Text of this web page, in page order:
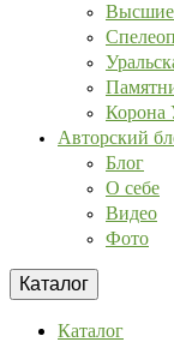
Корона
Авторский
Блог
О себе
Видео
Фото
Каталог
Каталог